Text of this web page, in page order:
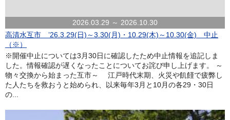
2026.03.29 ～ 2026.10.30
高清水互市 ’26.3.29(日)～3.30(月)・10.29(木)～10.30(金) 中止
（※）
※開催中止については3月30日に確認したため中止情報を追記しま
した。情報確認が遅くなったことについてお詫び申し上げます。 ～
物々交換から始まった互市～ 江戸時代末期、火災や飢饉で疲弊し
た人たちを救おうと始められ、以来毎年3月と10月の各29・30日
の...